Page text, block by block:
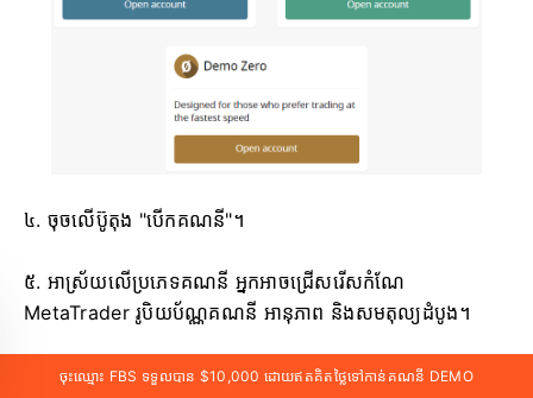
៤. ចុចលើប៊ូតុង "បើកគណនី"។
៥. អាស្រ័យលើប្រភេទគណនី អ្នកអាចជ្រើសរើសកំណែ
MetaTrader រូបិយប័ណ្ណគណនី អានុភាព និងសមតុល្យដំបូង។
៦. ចុចលើប៊ូតុង "បើកគណនី"។
ចុះឈ្មោះ FBS ទទួលបាន $10,000 ដោយឥតគិតថ្លៃទៅកាន់គណនី DEMO